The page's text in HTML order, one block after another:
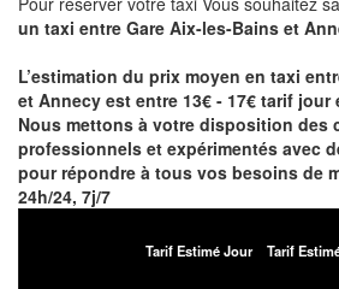
un taxi entre Gare Aix-les-Bains et
L’estimation du prix moyen en taxi
et Annecy est entre 13€ - 17€ tarif
Nous mettons à votre disposition des
professionnels et expérimentés avec
pour répondre à tous vos besoins de
24h/24, 7j/7
Tarif Estimé Jour Tarif